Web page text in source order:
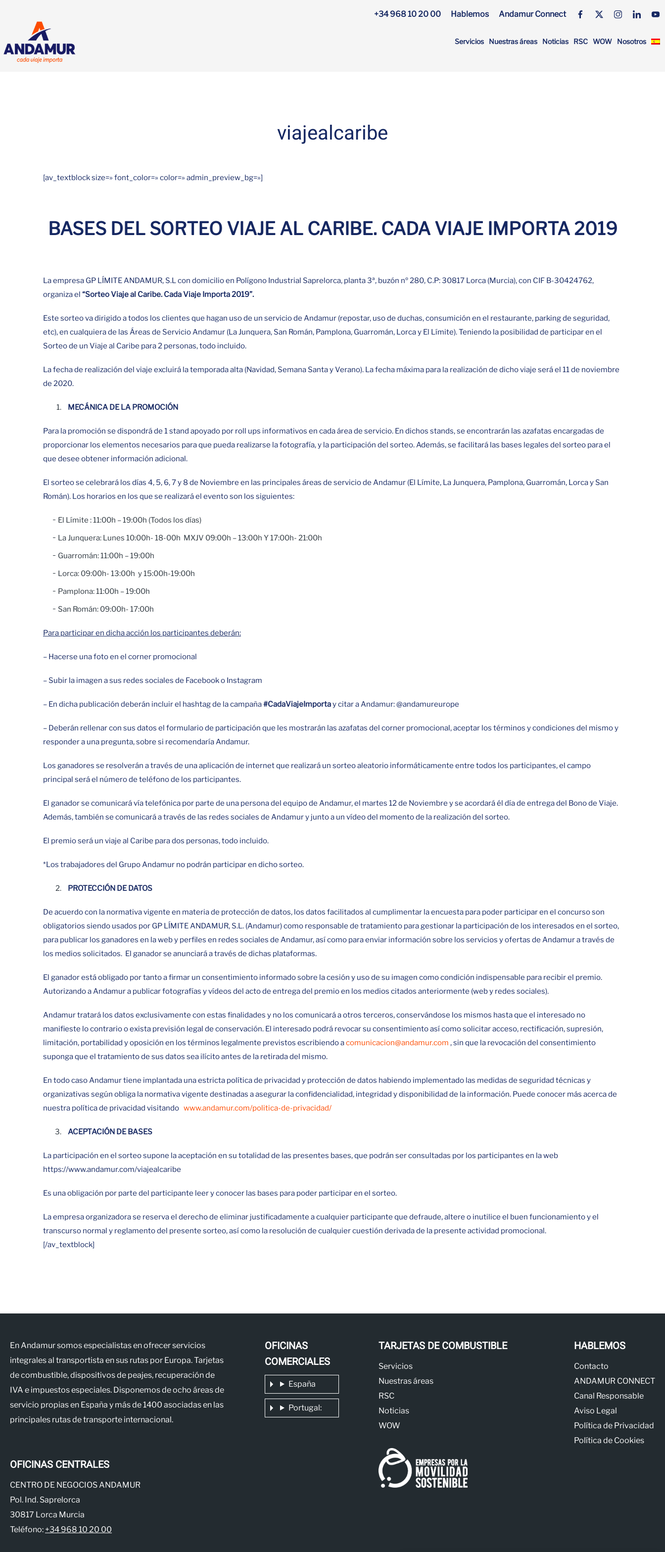
Servicios Nuestras áreas Noticias RSC WOW Nosotros
+34 968 10 20 00 Hablemos Andamur Connect
viajealcaribe
[av_textblock size=» font_color=» color=» admin_preview_bg=»]
BASES DEL SORTEO VIAJE AL CARIBE. CADA VIAJE IMPORTA 2019
La empresa GP LÍMITE ANDAMUR, S.L con domicilio en Polígono Industrial Saprelorca, planta 3ª, buzón nº 280, C.P: 30817 Lorca (Murcia), con CIF B-30424762,
organiza el “Sorteo Viaje al Caribe. Cada Viaje Importa 2019”.
Este sorteo va dirigido a todos los clientes que hagan uso de un servicio de Andamur (repostar, uso de duchas, consumición en el restaurante, parking de seguridad,
etc), en cualquiera de las Áreas de Servicio Andamur (La Junquera, San Román, Pamplona, Guarromán, Lorca y El Límite). Teniendo la posibilidad de participar en el
Sorteo de un Viaje al Caribe para 2 personas, todo incluido.
La fecha de realización del viaje excluirá la temporada alta (Navidad, Semana Santa y Verano). La fecha máxima para la realización de dicho viaje será el 11 de noviembre
de 2020.
MECÁNICA DE LA PROMOCIÓN
Para la promoción se dispondrá de 1 stand apoyado por roll ups informativos en cada área de servicio. En dichos stands, se encontrarán las azafatas encargadas de
proporcionar los elementos necesarios para que pueda realizarse la fotografía, y la participación del sorteo. Además, se facilitará las bases legales del sorteo para el
que desee obtener información adicional.
El sorteo se celebrará los días 4, 5, 6, 7 y 8 de Noviembre en las principales áreas de servicio de Andamur (El Límite, La Junquera, Pamplona, Guarromán, Lorca y San
Román). Los horarios en los que se realizará el evento son los siguientes:
El Límite : 11:00h – 19:00h (Todos los días)
La Junquera: Lunes 10:00h- 18-00h MXJV 09:00h – 13:00h Y 17:00h- 21:00h
Guarromán: 11:00h – 19:00h
Lorca: 09:00h- 13:00h y 15:00h-19:00h
Pamplona: 11:00h – 19:00h
San Román: 09:00h- 17:00h
Para participar en dicha acción los participantes deberán:
– Hacerse una foto en el corner promocional
– Subir la imagen a sus redes sociales de Facebook o Instagram
– En dicha publicación deberán incluir el hashtag de la campaña#CadaViajeImportay citar a Andamur: @andamureurope
– Deberán rellenar con sus datos el formulario de participación que les mostrarán las azafatas del corner promocional, aceptar los términos y condiciones del mismo y
responder a una pregunta, sobre si recomendaría Andamur.
Los ganadores se resolverán a través de una aplicación de internet que realizará un sorteo aleatorio informáticamente entre todos los participantes, el campo
principal será el número de teléfono de los participantes.
El ganador se comunicará vía telefónica por parte de una persona del equipo de Andamur, el martes 12 de Noviembre y se acordará él día de entrega del Bono de Viaje.
Además, también se comunicará a través de las redes sociales de Andamur y junto a un vídeo del momento de la realización del sorteo.
El premio será un viaje al Caribe para dos personas, todo incluido.
*Los trabajadores del Grupo Andamur no podrán participar en dicho sorteo.
PROTECCIÓN DE DATOS
De acuerdo con la normativa vigente en materia de protección de datos, los datos facilitados al cumplimentar la encuesta para poder participar en el concurso son
obligatorios siendo usados por GP LÍMITE ANDAMUR, S.L. (Andamur) como responsable de tratamiento para gestionar la participación de los interesados en el sorteo,
para publicar los ganadores en la web y perfiles en redes sociales de Andamur, así como para enviar información sobre los servicios y ofertas de Andamur a través de
los medios solicitados. El ganador se anunciará a través de dichas plataformas.
El ganador está obligado por tanto a firmar un consentimiento informado sobre la cesión y uso de su imagen como condición indispensable para recibir el premio.
Autorizando a Andamur a publicar fotografías y vídeos del acto de entrega del premio en los medios citados anteriormente (web y redes sociales).
Andamur tratará los datos exclusivamente con estas finalidades y no los comunicará a otros terceros, conservándose los mismos hasta que el interesado no
manifieste lo contrario o exista previsión legal de conservación. El interesado podrá revocar su consentimiento así como solicitar acceso, rectificación, supresión,
limitación, portabilidad y oposición en los términos legalmente previstos escribiendo acomunicacion@andamur.com , sin que la revocación del consentimiento
suponga que el tratamiento de sus datos sea ilícito antes de la retirada del mismo.
En todo caso Andamur tiene implantada una estricta política de privacidad y protección de datos habiendo implementado las medidas de seguridad técnicas y
organizativas según obliga la normativa vigente destinadas a asegurar la confidencialidad, integridad y disponibilidad de la información. Puede conocer más acerca de
nuestra política de privacidad visitando www.andamur.com/politica-de-privacidad/
ACEPTACIÓN DE BASES
La participación en el sorteo supone la aceptación en su totalidad de las presentes bases, que podrán ser consultadas por los participantes en la web
https://www.andamur.com/viajealcaribe
Es una obligación por parte del participante leer y conocer las bases para poder participar en el sorteo.
La empresa organizadora se reserva el derecho de eliminar justificadamente a cualquier participante que defraude, altere o inutilice el buen funcionamiento y el
transcurso normal y reglamento del presente sorteo, así como la resolución de cualquier cuestión derivada de la presente actividad promocional.
[/av_textblock]
En Andamur somos especialistas en ofrecer servicios
integrales al transportista en sus rutas por Europa. Tarjetas
de combustible, dispositivos de peajes, recuperación de
IVA e impuestos especiales. Disponemos de ocho áreas de
servicio propias en España y más de 1400 asociadas en las
principales rutas de transporte internacional.
OFICINAS CENTRALES
CENTRO DE NEGOCIOS ANDAMUR
Pol. Ind. Saprelorca
30817 Lorca Murcia
Teléfono: +34 968 10 20 00
OFICINAS
COMERCIALES
España
Portugal:
TARJETAS DE COMBUSTIBLE
Servicios
Nuestras áreas
RSC
Noticias
WOW
HABLEMOS
Contacto
ANDAMUR CONNECT
Canal Responsable
Aviso Legal
Política de Privacidad
Política de Cookies